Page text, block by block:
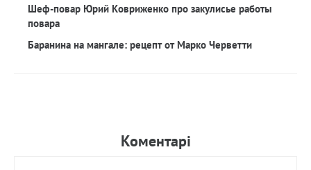
Шеф-повар Юрий Ковриженко про закулисье работы
повара
Баранина на мангале: рецепт от Марко Черветти
Коментарi